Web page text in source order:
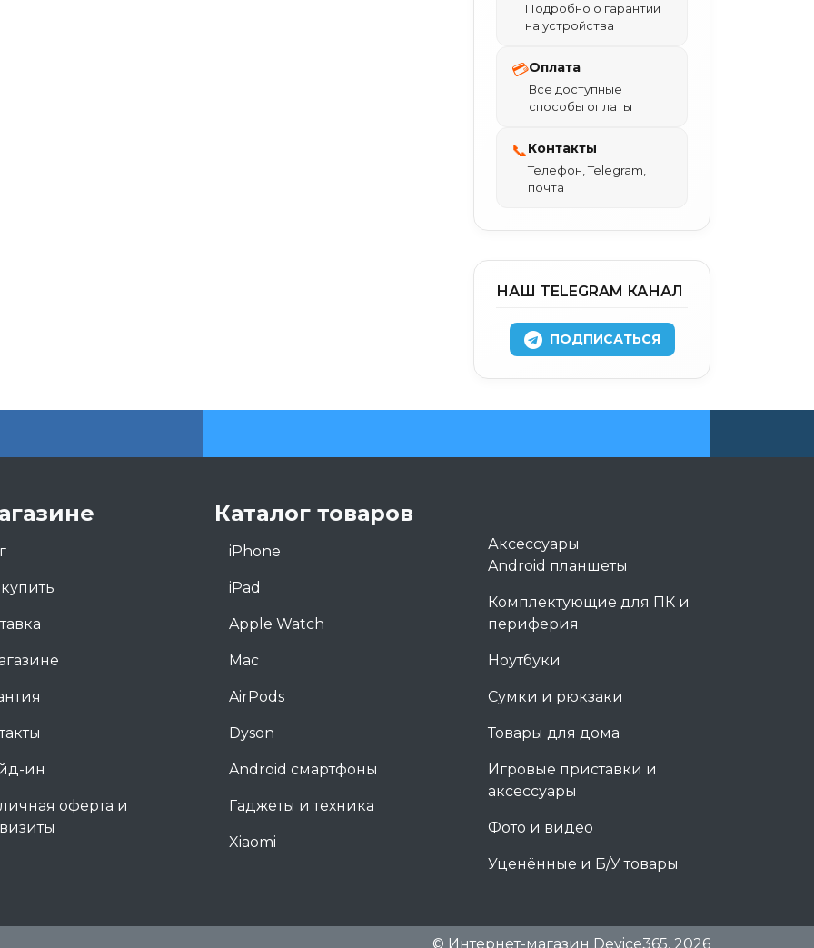
Подробно о гарантии
на устройства
💳Оплата
Все доступные
способы оплаты
📞Контакты
Телефон, Telegram,
почта
НАШ TELEGRAM КАНАЛ
ПОДПИСАТЬСЯ
ин
оферта и
Каталог товаров
iPhone
iPad
Apple Watch
Mac
AirPods
Dyson
Android смартфоны
Гаджеты и техника
Xiaomi
Аксессуары
Android планшеты
Комплектующие для ПК и
периферия
Ноутбуки
Сумки и рюкзаки
Товары для дома
Игровые приставки и
аксессуары
Фото и видео
Уценённые и Б/У товары
© Интернет-магазин Device365, 2026